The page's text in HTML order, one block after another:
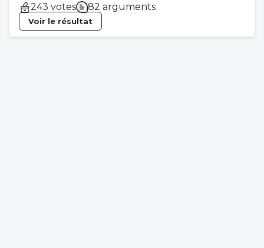
243 votes
82 arguments
Voir le résultat